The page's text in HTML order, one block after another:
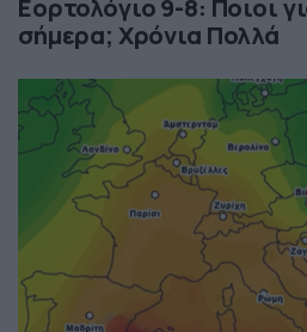
Εορτολόγιο 9-8: Ποιοι
σήμερα; Χρόνια Πολλά